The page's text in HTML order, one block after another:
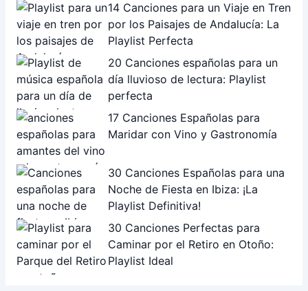
14 Canciones para un Viaje en Tren
por los Paisajes de Andalucía: La
Playlist Perfecta
20 Canciones españolas para un
día lluvioso de lectura: Playlist
perfecta
17 Canciones Españolas para
Maridar con Vino y Gastronomía
30 Canciones Españolas para una
Noche de Fiesta en Ibiza: ¡La
Playlist Definitiva!
30 Canciones Perfectas para
Caminar por el Retiro en Otoño:
Playlist Ideal